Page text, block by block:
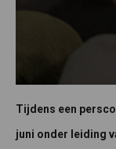
Tijdens een
juni onder leiding